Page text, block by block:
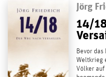
Jörg
14/
Bevor das
Weltkrieg
Völker auf